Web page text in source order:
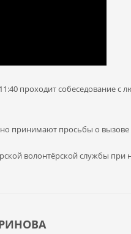
проходит собеседование
принимают просьбы о
волонтёрской службы